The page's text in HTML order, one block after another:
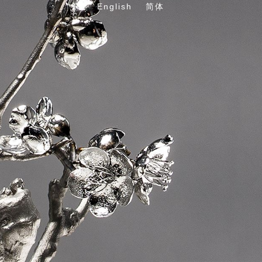
English 简体